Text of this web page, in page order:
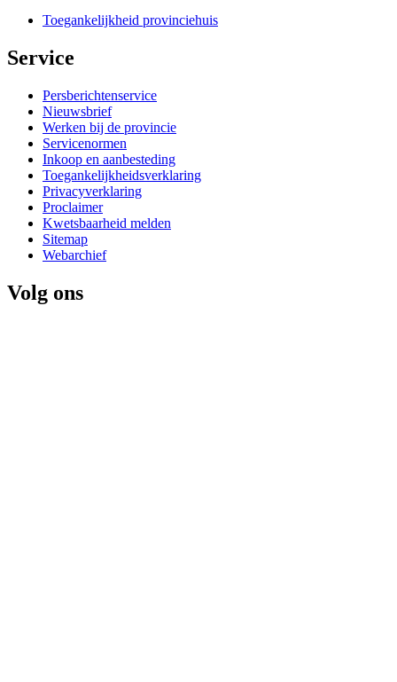
Toegankelijkheid provinciehuis
Service
Persberichtenservice
Nieuwsbrief
Werken bij de provincie
Servicenormen
Inkoop en aanbesteding
Toegankelijkheidsverklaring
Privacyverklaring
Proclaimer
Kwetsbaarheid melden
Sitemap
Webarchief
Volg ons